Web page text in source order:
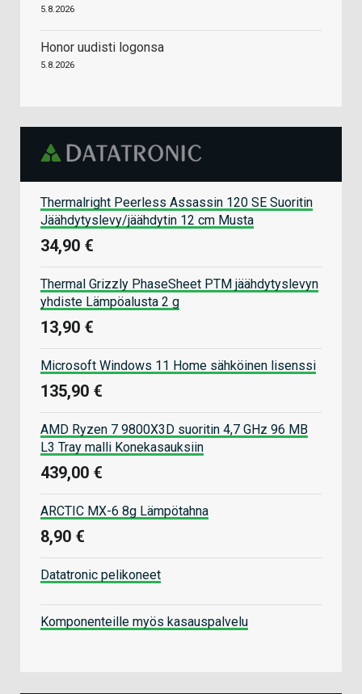
5.8.2026
Honor uudisti logonsa
5.8.2026
Thermalright Peerless Assassin 120 SE Suoritin
Jäähdytyslevy/jäähdytin 12 cm Musta
34,90 €
Thermal Grizzly PhaseSheet PTM jäähdytyslevyn
yhdiste Lämpöalusta 2 g
13,90 €
Microsoft Windows 11 Home sähköinen lisenssi
135,90 €
AMD Ryzen 7 9800X3D suoritin 4,7 GHz 96 MB
L3 Tray malli Konekasauksiin
439,00 €
ARCTIC MX-6 8g Lämpötahna
8,90 €
Datatronic pelikoneet
Komponenteille myös kasauspalvelu